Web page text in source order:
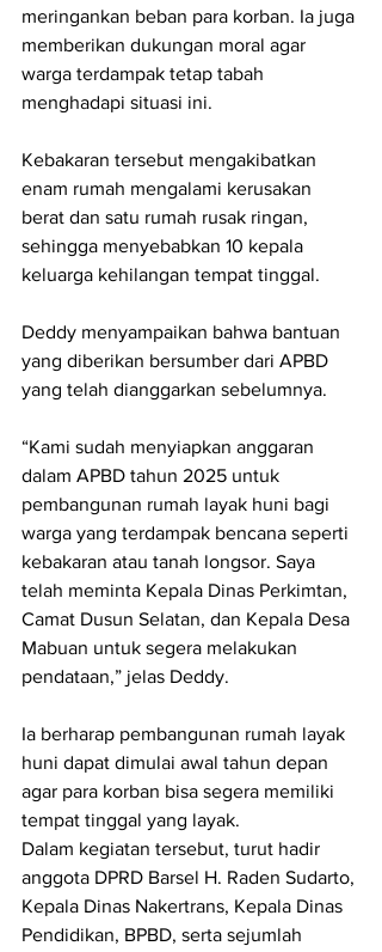
meringankan beban para korban. Ia juga
memberikan dukungan moral agar
warga terdampak tetap tabah
menghadapi situasi ini.
Kebakaran tersebut mengakibatkan
enam rumah mengalami kerusakan
berat dan satu rumah rusak ringan,
sehingga menyebabkan 10 kepala
keluarga kehilangan tempat tinggal.
Deddy menyampaikan bahwa bantuan
yang diberikan bersumber dari APBD
yang telah dianggarkan sebelumnya.
“Kami sudah menyiapkan anggaran
dalam APBD tahun 2025 untuk
pembangunan rumah layak huni bagi
warga yang terdampak bencana seperti
kebakaran atau tanah longsor. Saya
telah meminta Kepala Dinas Perkimtan,
Camat Dusun Selatan, dan Kepala Desa
Mabuan untuk segera melakukan
pendataan,” jelas Deddy.
Ia berharap pembangunan rumah layak
huni dapat dimulai awal tahun depan
agar para korban bisa segera memiliki
tempat tinggal yang layak.
Dalam kegiatan tersebut, turut hadir
anggota DPRD Barsel H. Raden Sudarto,
Kepala Dinas Nakertrans, Kepala Dinas
Pendidikan, BPBD, serta sejumlah